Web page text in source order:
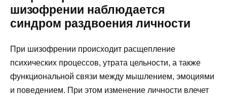
шизофрении наблюдается
синдром раздвоения личности
При шизофрении происходит расщепление
психических процессов, утрата цельности, а также
функциональной связи между мышлением, эмоциями
и поведением. При этом изменение личности влечет